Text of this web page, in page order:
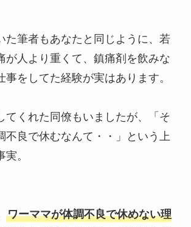
た筆者もあなたと同じように、若
が人より重くて、鎮痛剤を飲みな
事をしてた経験が実はあります。
てくれた同僚もいましたが、「そ
不良で休むなんて・・」という上
。
ワーママが体調不良で休めない理